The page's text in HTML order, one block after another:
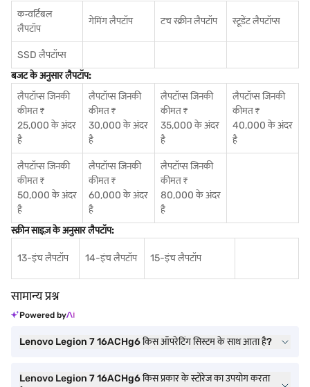
कन्वर्टिबल
लैपटॉप
गेमिंग लैपटॉप टच स्क्रीन लैपटॉप स्टूडेंट लैपटॉप्स
SSD लैपटॉप्स
बजट के अनुसार लैपटॉप:
लैपटॉप्स जिनकी
कीमत ₹
25,000 के अंदर
है
लैपटॉप्स जिनकी
कीमत ₹
30,000 के अंदर
है
लैपटॉप्स जिनकी
कीमत ₹
35,000 के अंदर
है
लैपटॉप्स जिनकी
कीमत ₹
40,000 के अंदर
है
लैपटॉप्स जिनकी
कीमत ₹
50,000 के अंदर
है
लैपटॉप्स जिनकी
कीमत ₹
60,000 के अंदर
है
लैपटॉप्स जिनकी
कीमत ₹
80,000 के अंदर
है
स्क्रीन साइज़ के अनुसार लैपटॉप:
13-इंच लैपटॉप 14-इंच लैपटॉप 15-इंच लैपटॉप
सामान्य प्रश्न
Powered by
Lenovo Legion 7 16ACHg6 किस ऑपरेटिंग सिस्टम के साथ आता है?
Lenovo Legion 7 16ACHg6 किस प्रकार के स्टोरेज का उपयोग करता